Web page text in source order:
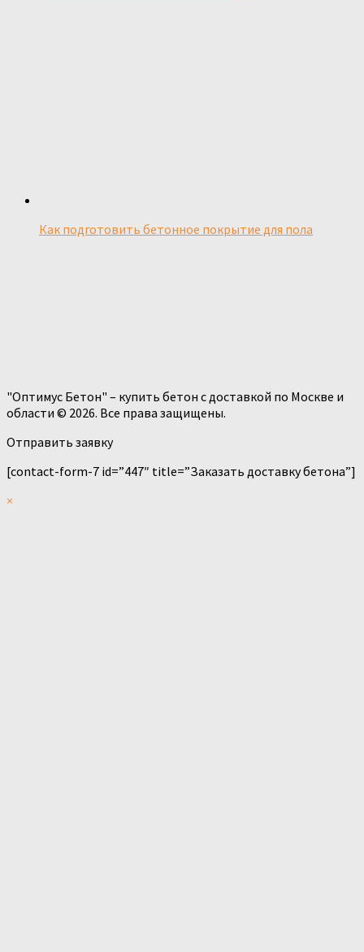
Как подготовить бетонное покрытие для пола
"Оптимус Бетон" – купить бетон с доставкой по Москве и
области © 2026. Все права защищены.
Отправить заявку
[contact-form-7 id=”447″ title=”Заказать доставку бетона”]
×